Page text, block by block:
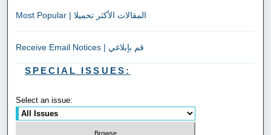
Most Popular | المقالات الأكثر تحميلا
Receive Email Notices | قم بإبلاغي
SPECIAL ISSUES:
Select an issue: